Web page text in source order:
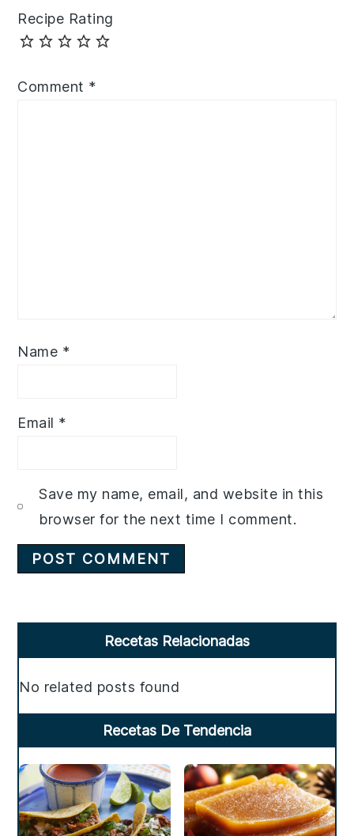
Recipe Rating
Comment *
Name *
Email *
Save my name, email, and website in this
browser for the next time I comment.
Sidebar
Recetas Relacionadas
No related posts found
Recetas De Tendencia